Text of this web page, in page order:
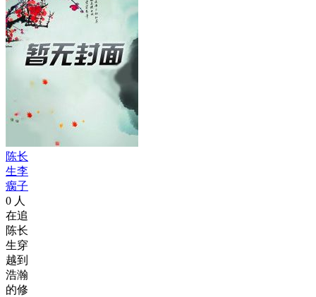
陈长
生李
瘸子
0 人
在追
陈长
生穿
越到
浩瀚
的修